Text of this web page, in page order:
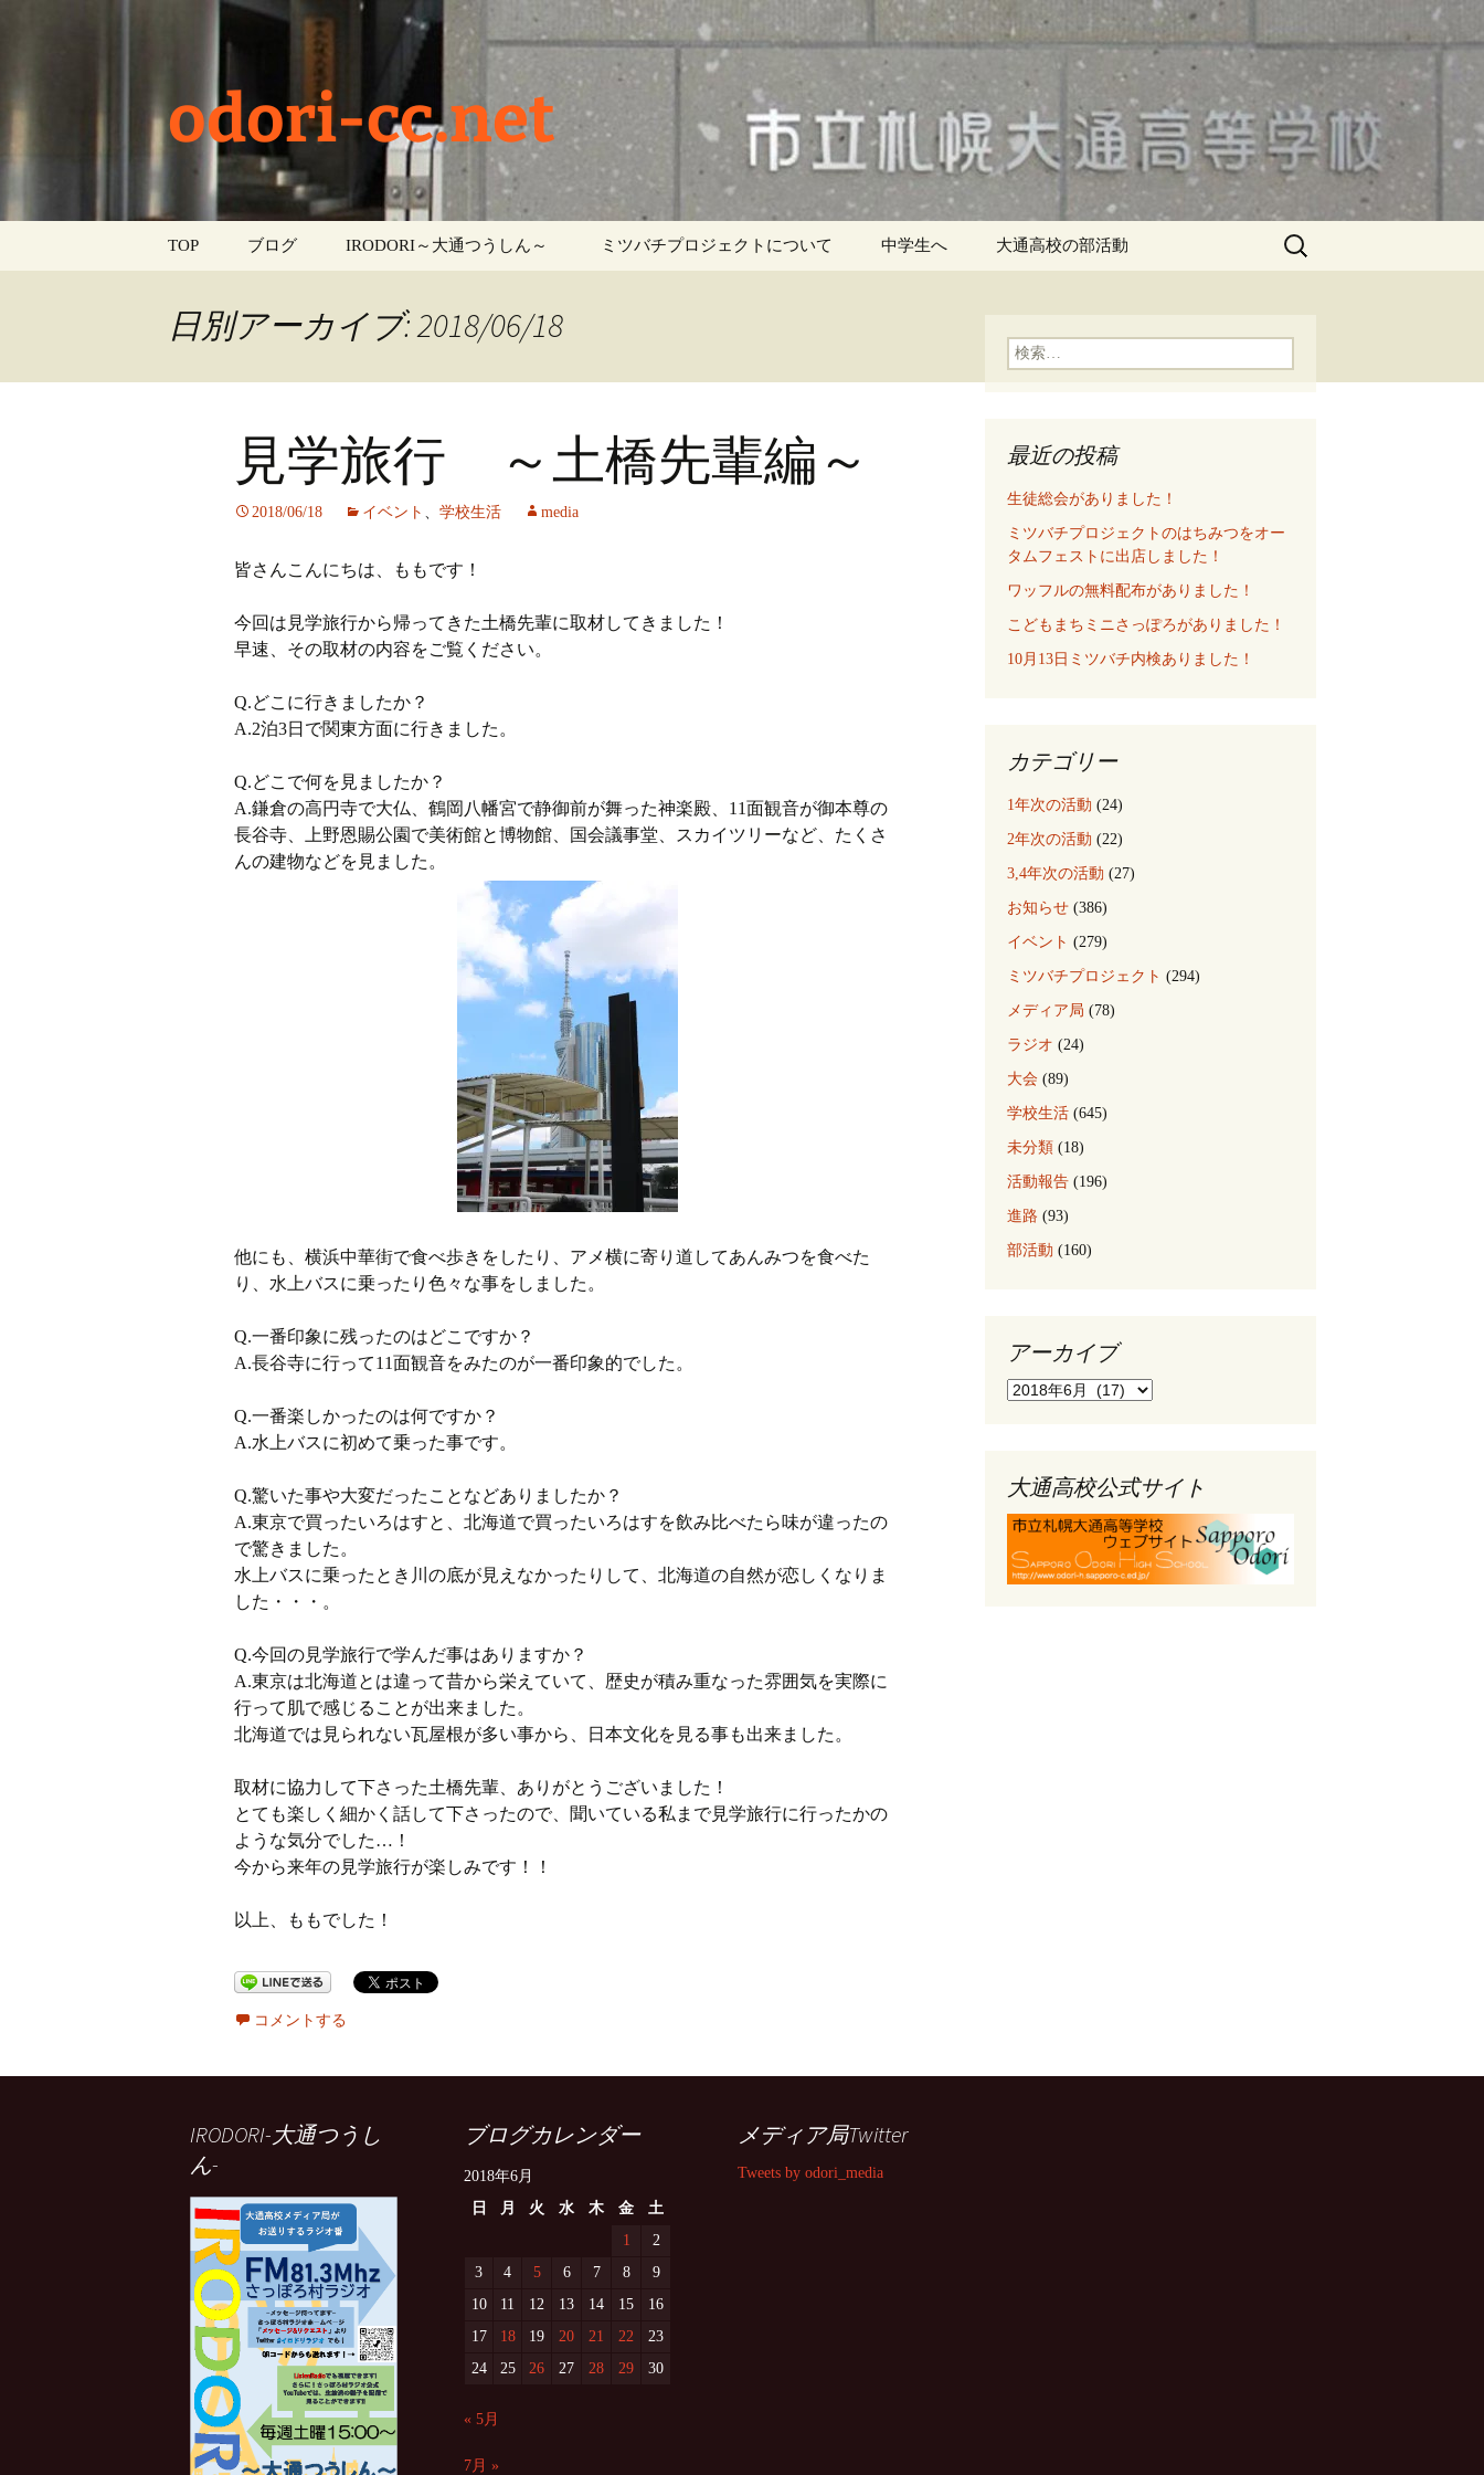
odori-cc.net
TOP ブログ
学校生活
部活動
メディア局
1年次の活動
2年次の活動
3,4年次の活動
IRODORI～大通つうしん～ ‎ ミツバチプロジェクトについて 中学生へ 大通高校の部活動
検
索:
日別アーカイブ: 2018/06/18
見学旅行 ～土橋先輩編～
2018/06/18 イベント 、 学校生活 media
皆さんこんにちは、ももです！
今回は見学旅行から帰ってきた土橋先輩に取材してきました！
早速、その取材の内容をご覧ください。
Q.どこに行きましたか？
A.2泊3日で関東方面に行きました。
Q.どこで何を見ましたか？
A.鎌倉の高円寺で大仏、鶴岡八幡宮で静御前が舞った神楽殿、11面観音が御本尊の
長谷寺、上野恩賜公園で美術館と博物館、国会議事堂、スカイツリーなど、たくさ
んの建物などを見ました。
他にも、横浜中華街で食べ歩きをしたり、アメ横に寄り道してあんみつを食べた
り、水上バスに乗ったり色々な事をしました。
Q.一番印象に残ったのはどこですか？
A.長谷寺に行って11面観音をみたのが一番印象的でした。
Q.一番楽しかったのは何ですか？
A.水上バスに初めて乗った事です。
Q.驚いた事や大変だったことなどありましたか？
A.東京で買ったいろはすと、北海道で買ったいろはすを飲み比べたら味が違ったの
で驚きました。
水上バスに乗ったとき川の底が見えなかったりして、北海道の自然が恋しくなりま
した・・・。
Q.今回の見学旅行で学んだ事はありますか？
A.東京は北海道とは違って昔から栄えていて、歴史が積み重なった雰囲気を実際に
行って肌で感じることが出来ました。
北海道では見られない瓦屋根が多い事から、日本文化を見る事も出来ました。
取材に協力して下さった土橋先輩、ありがとうございました！
とても楽しく細かく話して下さったので、聞いている私まで見学旅行に行ったかの
ような気分でした…！
今から来年の見学旅行が楽しみです！！
以上、ももでした！
コメントする
検
索:
最近の投稿
生徒総会がありました！
ミツバチプロジェクトのはちみつをオー
タムフェストに出店しました！
ワッフルの無料配布がありました！
こどもまちミニさっぽろがありました！
10月13日ミツバチ内検ありました！
カテゴリー
1年次の活動 (24)
2年次の活動 (22)
3,4年次の活動 (27)
お知らせ (386)
イベント (279)
ミツバチプロジェクト (294)
メディア局 (78)
ラジオ (24)
大会 (89)
学校生活 (645)
未分類 (18)
活動報告 (196)
進路 (93)
部活動 (160)
アーカイブ
ア
ブ
大通高校公式サイト
IRODORI-大通つうし
ん-
ブログカレンダー
2018年6月
日
月 火 水 木 金
土
1
2
3
4 5 6 7 8
9
10
11 12 13 14 15
16
17
18 19 20 21 22
23
24
25 26 27 28 29 30
« 5月
7月 »
メディア局Twitter
Tweets by odori_media